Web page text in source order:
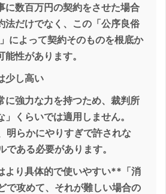
に数百万円の契約をさせた場合
法だけでなく、この「公序良俗
によって契約そのものを根底か
性があります。
少し高い
に強力な力を持つため、裁判所
」くらいでは適用しません。
明らかにやりすぎで許されな
ある必要があります。
より具体的で使いやすい**「消
で攻めて、それが難しい場合の